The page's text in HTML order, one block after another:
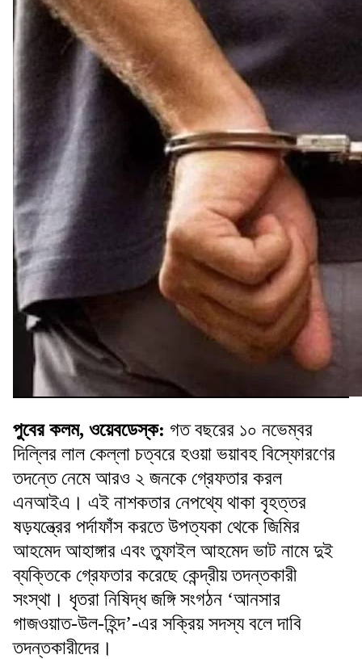
পুবের কলম, ওয়েবডেস্ক: গত বছরের ১০ নভেম্বর
দিল্লির লাল কেল্লা চত্বরে হওয়া ভয়াবহ বিস্ফোরণের
তদন্তে নেমে আরও ২ জনকে গ্রেফতার করল
এনআইএ। এই নাশকতার নেপথ্যে থাকা বৃহত্তর
ষড়যন্ত্রের পর্দাফাঁস করতে উপত্যকা থেকে জিমির
আহমেদ আহাঙ্গার এবং তুফাইল আহমেদ ভাট নামে দুই
ব্যক্তিকে গ্রেফতার করেছে কেন্দ্রীয় তদন্তকারী
সংস্থা। ধৃতরা নিষিদ্ধ জঙ্গি সংগঠন ‘আনসার
গাজওয়াত-উল-হিন্দ’-এর সক্রিয় সদস্য বলে দাবি
তদন্তকারীদের।